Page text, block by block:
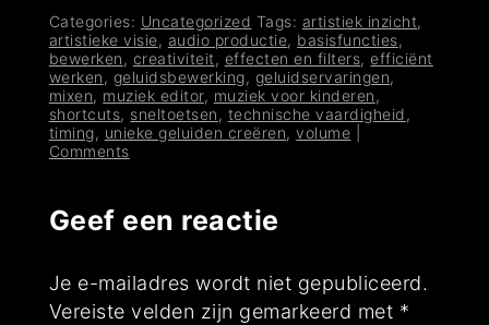
Categories: Uncategorized Tags: artistiek inzicht,
artistieke visie, audio productie, basisfuncties,
bewerken , creativiteit , effecten en filters,efficiënt
werken , geluidsbewerking, geluidservaringen,
mixen, muziek editor, muziek voor kinderen ,
shortcuts, sneltoetsen , technische vaardigheid ,
timing, unieke geluiden creëren,volume
Comments
Geef een reactie
Je e-mailadres wordt niet gepubliceerd.
Vereiste velden zijn gemarkeerd met *